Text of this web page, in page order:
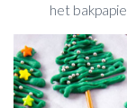
het